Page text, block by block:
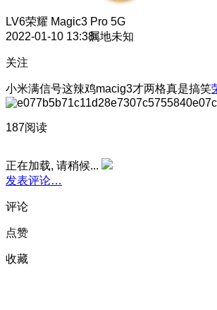
LV6荣耀 Magic3 Pro 5G
2022-01-10 13:38属地未知
关注
小米满信号这辣鸡macig3才两格真是搞笑
187阅读
正在加载, 请稍候...
发表评论…
评论
点赞
收藏